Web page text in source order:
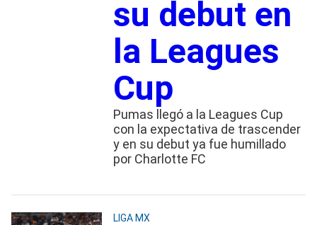
su debut en
la Leagues
Cup
Pumas llegó a la Leagues Cup
con la expectativa de trascender
y en su debut ya fue humillado
por Charlotte FC
LIGA MX